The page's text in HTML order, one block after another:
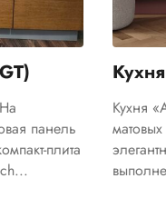
панель
плита
Кухня